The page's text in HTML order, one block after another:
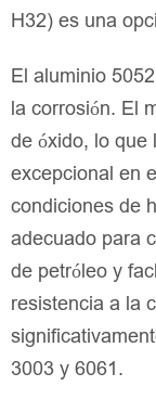
H32) es una
El aluminio
la corrosión. El
de óxido, lo que
excepcional en
condiciones de
adecuado para
de petróleo y
resistencia a la
3003 y 6061.